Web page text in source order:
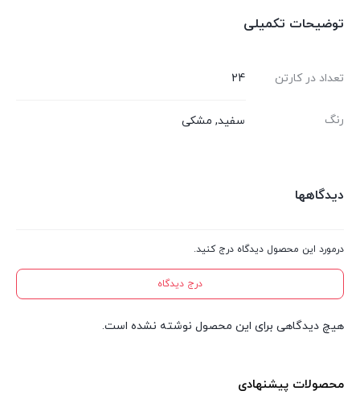
توضیحات تکمیلی
تعداد در کارتن 24
رنگ سفید, مشکی
دیدگاهها
درمورد این محصول دیدگاه درج کنید.
درج دیدگاه
هیچ دیدگاهی برای این محصول نوشته نشده است.
محصولات پیشنهادی